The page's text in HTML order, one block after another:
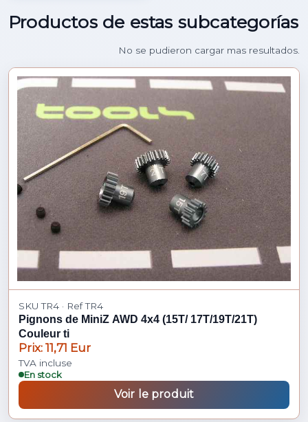
Productos de estas subcategorías
Cargando mas resultados...
SKU TR4 · Ref TR4
Pignons de MiniZ AWD 4x4 (15T/ 17T/19T/21T)
Couleur ti
Prix: 11,71 Eur
TVA incluse
En stock
Voir le produit